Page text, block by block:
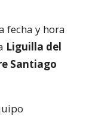
fecha y hora
Liguilla del
Santiago